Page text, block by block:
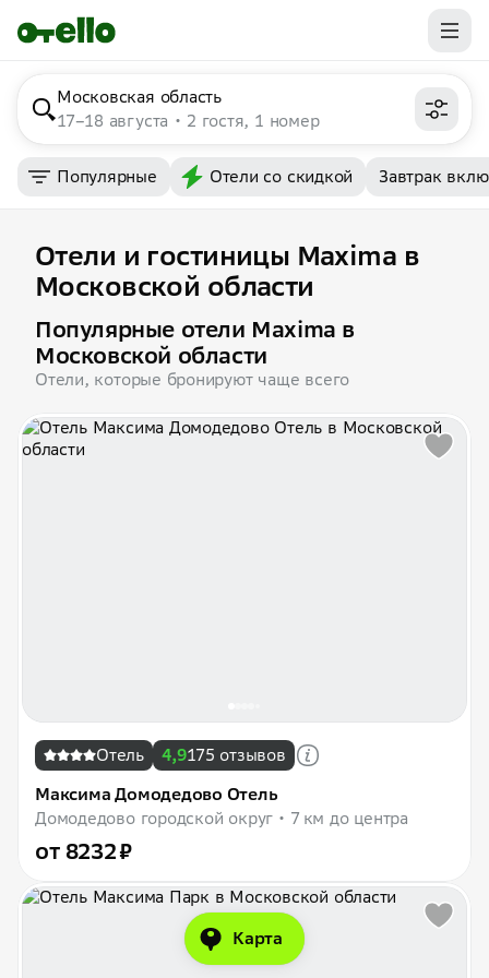
Московская область
17–18 августа
2 гостя, 1 номер
Популярные Отели со скидкой Завтрак
Отели и гостиницы Maxima в
Московской области
Популярные отели Maxima в
Московской области
Отели, которые бронируют чаще всего
Отель 4,9175 отзывов
Максима Домодедово Отель
Домодедово городской округ
7 км до центра
от 8232 ₽
Карта